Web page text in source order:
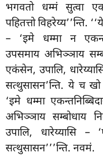
भगवतो धम्मं सुत्वा
पहितत्तो विहरेय्य’’न्ति.
– ‘इमे धम्मा न
उपसमाय अभिञ्ञाय
एकंसेन, उपालि,
सत्थुसासन’न्ति. ये च खो
‘इमे धम्मा
अभिञ्ञाय सम्बोधाय
उपालि, धारेय्यासि –
सत्थुसासन’’’न्ति. नवमं.